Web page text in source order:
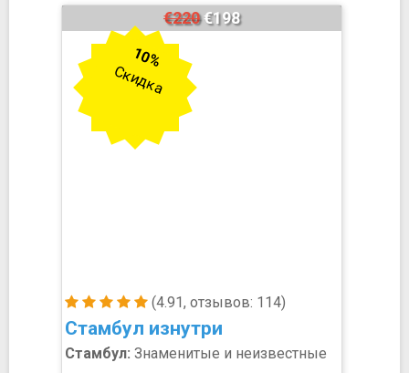
(4.91, отзывов: 114)
Стамбул изнутри
€220€198
10%
Скидка
Стамбул: Знаменитые и неизвестные